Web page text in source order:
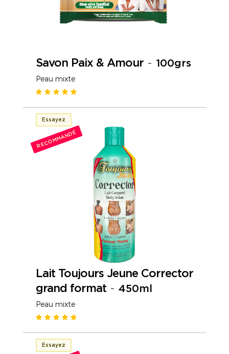
Savon Paix & Amour- 100grs
Peau mixte
Essayez
RECOMMANDÉ
Lait Toujours Jeune Corrector
grand format- 450ml
Peau mixte
Essayez